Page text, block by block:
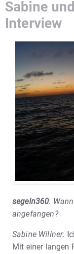
Sabine
Interview
segeln360:
angefangen?
Sabine Willner:
Mit einer langen